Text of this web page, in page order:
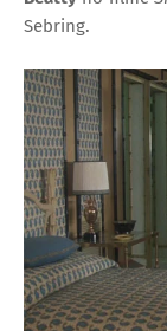
Sebring.